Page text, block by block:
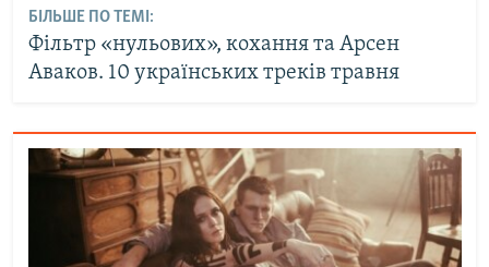
БІЛЬШЕ ПО ТЕМІ:
Фільтр «нульових», кохання та Арсен
Аваков. 10 українських треків травня